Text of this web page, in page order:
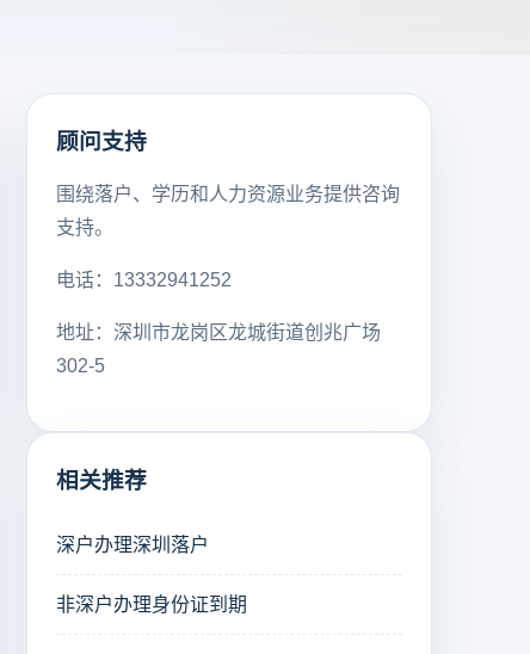
顾问支持
围绕落户、学历和人力资源业务提供咨询
支持。
电话：13332941252
地址：深圳市龙岗区龙城街道创兆广场
302-5
相关推荐
深户办理深圳落户
非深户办理身份证到期